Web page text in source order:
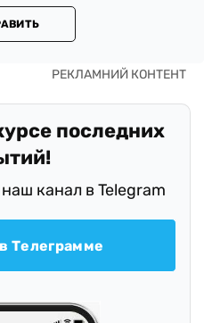
последних
канал в Telegram
Телеграмме